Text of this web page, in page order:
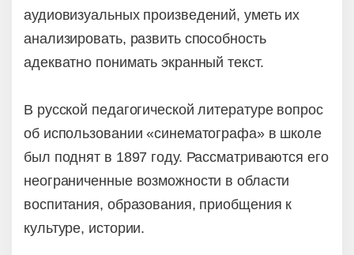
аудиовизуальных произведений, уметь их
анализировать, развить способность
адекватно понимать экранный текст.
В русской педагогической литературе вопрос
об использовании «синематографа» в школе
был поднят в 1897 году. Рассматриваются его
неограниченные возможности в области
воспитания, образования, приобщения к
культуре, истории.